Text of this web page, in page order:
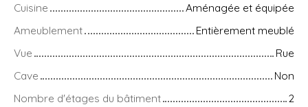
Cuisine
Aménagée et équipée
Ameublement
Entièrement meublé
Vue
Rue
Cave
Non
Nombre d'étages du bâtiment
2